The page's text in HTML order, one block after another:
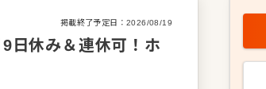
掲載終了予定日： 2026/08/19
日休み＆連休可！ホ